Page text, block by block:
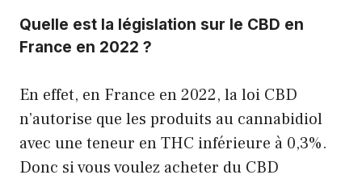
Quelle est la législation sur le CBD en
France en 2022 ?
En effet, en France en 2022, la loi CBD
n’autorise que les produits au cannabidiol
avec une teneur en THC inférieure à 0,3%.
Donc si vous voulez acheter du CBD